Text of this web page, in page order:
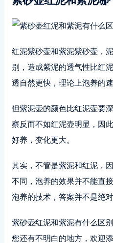
红泥紫砂壶和紫泥紫砂壶，
别，造成紫泥的透气性比红
透自然更快，理论上泡养的速
但紫泥壶的颜色比红泥壶要
察反而不如红泥壶明显，因
好养，变化更大。
其实，不管是紫泥和红泥，
不同，泡养的效果并不能直
泡养的技术，答案并不是绝对
紫砂壶红泥和紫泥有什么区
您还有不明白的地方，欢迎